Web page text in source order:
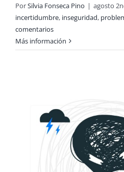
PorSilvia Fonseca Pino | agosto
incertidumbre, inseguridad,
comentarios
Más información